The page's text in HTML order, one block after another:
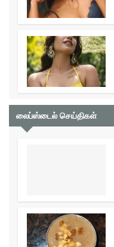
லைப்ஸ்டைல் செய்திகள்